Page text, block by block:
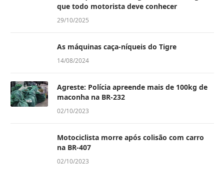
que todo motorista deve conhecer
29/10/2025
As máquinas caça-níqueis do Tigre
14/08/2024
Agreste: Polícia apreende mais de 100kg de
maconha na BR-232
02/10/2023
Motociclista morre após colisão com carro
na BR-407
02/10/2023